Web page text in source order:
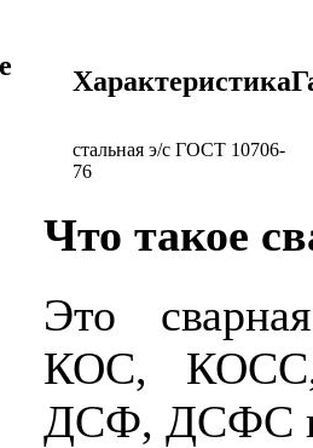
Характеристика
стальная э/с ГОСТ 10706-
76
Что такое
Это
КОС,
ДСФ, ДСФС